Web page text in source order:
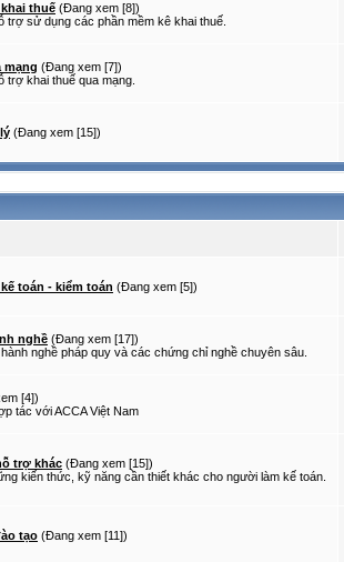
thuế (Đang xem [8])
trợ sử dụng các phần mềm kê khai thuế.
mạng (Đang xem [7])
trợ khai thuế qua mạng.
(Đang xem [15])
toán - kiểm toán (Đang xem [5])
nghề (Đang xem [17])
nghề pháp quy và các chứng chỉ nghề chuyên sâu.
[4])
tác với ACCA Việt Nam
trợ khác (Đang xem [15])
kiến thức, kỹ năng cần thiết khác cho người làm kế toán.
tạo (Đang xem [11])